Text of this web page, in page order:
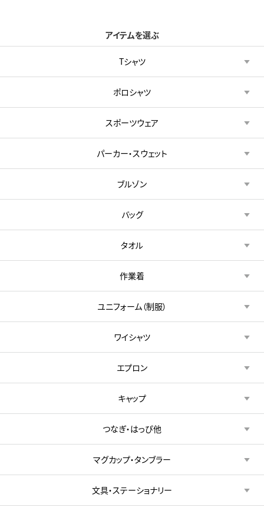
アイテムを選ぶ
Tシャツ
ポロシャツ
スポーツウェア
パーカー・スウェット
ブルゾン
バッグ
タオル
作業着
ユニフォーム（制服）
ワイシャツ
エプロン
キャップ
つなぎ・はっぴ他
マグカップ・タンブラー
文具・ステーショナリー